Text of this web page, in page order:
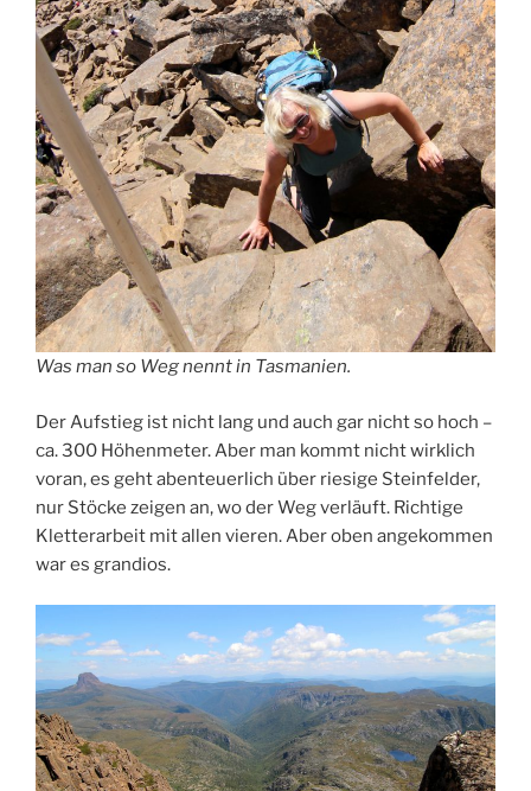
Was man so Weg nennt in Tasmanien.
Der Aufstieg ist nicht lang und auch gar nicht so hoch –
ca. 300 Höhenmeter. Aber man kommt nicht wirklich
voran, es geht abenteuerlich über riesige Steinfelder,
nur Stöcke zeigen an, wo der Weg verläuft. Richtige
Kletterarbeit mit allen vieren. Aber oben angekommen
war es grandios.